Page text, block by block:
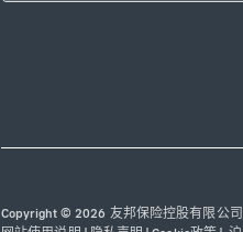
Copyright © 2026 友邦保险控股有限公